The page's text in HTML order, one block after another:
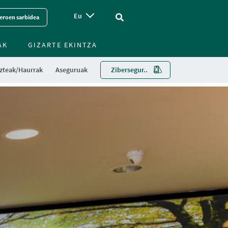
sarbidea Eu Vinculo - Buscar en la web
Haurrak Aseguruak Zibersegur..
GIZARTE EKINTZA